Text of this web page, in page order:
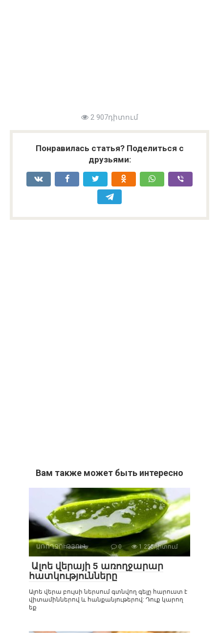
2 907դիտում
Понравилась статья? Поделиться с
друзьями:
Вам также может быть интересно
ԱՌՈՂՋՈՒԹՅՈԻՆ 0 1 255դիտում
Ալոե վերայի 5 առողջարար
հատկությունները
Ալոե վերա բույսի ներսում գտնվող գելը հարուստ է
վիտամիններով և հանքանյութերով: Դուք կարող
եք